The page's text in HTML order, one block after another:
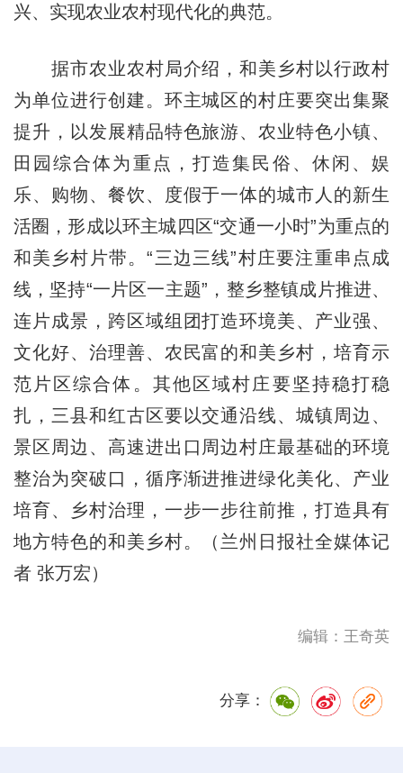
兴、实现农业农村现代化的典范。
据市农业农村局介绍，和美乡村以行政村
为单位进行创建。环主城区的村庄要突出集聚
提升，以发展精品特色旅游、农业特色小镇、
田园综合体为重点，打造集民俗、休闲、娱
乐、购物、餐饮、度假于一体的城市人的新生
活圈，形成以环主城四区“交通一小时”为重点的
和美乡村片带。“三边三线”村庄要注重串点成
线，坚持“一片区一主题”，整乡整镇成片推进、
连片成景，跨区域组团打造环境美、产业强、
文化好、治理善、农民富的和美乡村，培育示
范片区综合体。其他区域村庄要坚持稳打稳
扎，三县和红古区要以交通沿线、城镇周边、
景区周边、高速进出口周边村庄最基础的环境
整治为突破口，循序渐进推进绿化美化、产业
培育、乡村治理，一步一步往前推，打造具有
地方特色的和美乡村。（兰州日报社全媒体记
者 张万宏）
编辑：王奇英
分享：